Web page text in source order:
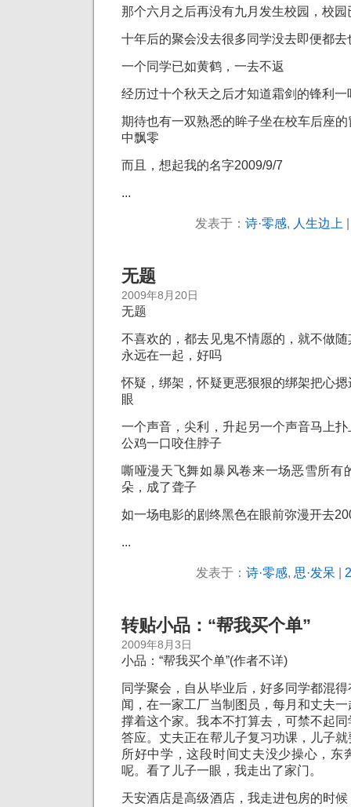
那个六月之后再没有九月发生校园，校园
十年后的聚会没去很多同学没去即便都去
一个同学已如黄鹤，一去不返
经历过十个秋天之后才知道霜剑的锋利
期待也有一双熟悉的眸子坐在校车后座
中飘零
而且，想起我的名字2009/9/7
...
发表于： 诗·零感, 人生边上
无题
2009年8月20日
无题
不喜欢的，都去见鬼不情愿的，就不做
永远在一起，好吗
怀疑，绑架，怀疑更恶狠狠的绑架把心
眼
一个声音，尖利，升起另一个声音马上
公鸡一口咬住脖子
嘶哑漫天飞舞如暴风卷来一场恶雪所有
朵，成了聋子
如一场电影的剧终黑色在眼前弥漫开去
...
发表于： 诗·零感, 思·发呆
转贴小品：“帮我买个单”
2009年8月3日
小品：“帮我买个单”(作者不详)
同学聚会，自从毕业后，好多同学都混
闻，在一家工厂当制图员，每月和丈夫
撑着这个家。我本不打算去，可禁不起
答应。丈夫正在帮儿子复习功课，儿子
所好中学，这段时间丈夫没少操心，东
呢。看了儿子一眼，我走出了家门。
天安酒店是高级酒店，我走进包房的时